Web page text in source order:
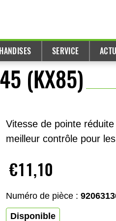
SERVICE
(KX85)
Vitesse de pointe
meilleur contrôle pour
€11,10
Numéro de pièce :
Disponible